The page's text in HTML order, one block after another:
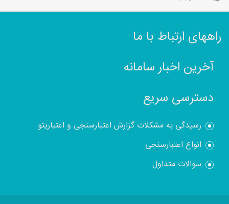
راههای ارتباط با ما
آخرین اخبار سامانه
دسترسی سریع
رسیدگی به مشکلات گزارش اعتبارسنجی و اعتباریتو
انواع اعتبارسنجی
سوالات متداول